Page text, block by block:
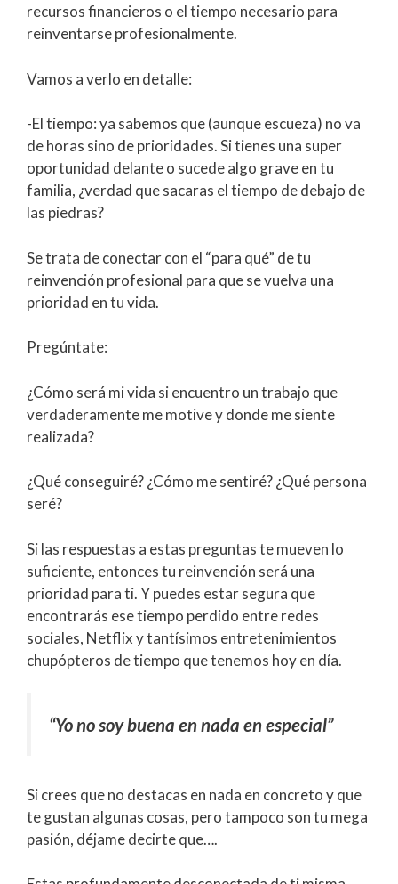
recursos financieros o el tiempo necesario para
reinventarse profesionalmente.
Vamos a verlo en detalle:
-El tiempo: ya sabemos que (aunque escueza) no va
de horas sino de prioridades. Si tienes una super
oportunidad delante o sucede algo grave en tu
familia, ¿verdad que sacaras el tiempo de debajo de
las piedras?
Se trata de conectar con el “para qué” de tu
reinvención profesional para que se vuelva una
prioridad en tu vida.
Pregúntate:
¿Cómo será mi vida si encuentro un trabajo que
verdaderamente me motive y donde me siente
realizada?
¿Qué conseguiré? ¿Cómo me sentiré? ¿Qué persona
seré?
Si las respuestas a estas preguntas te mueven lo
suficiente, entonces tu reinvención será una
prioridad para ti. Y puedes estar segura que
encontrarás ese tiempo perdido entre redes
sociales, Netflix y tantísimos entretenimientos
chupópteros de tiempo que tenemos hoy en día.
“Yo no soy buena en nada en especial”
Si crees que no destacas en nada en concreto y que
te gustan algunas cosas, pero tampoco son tu mega
pasión, déjame decirte que….